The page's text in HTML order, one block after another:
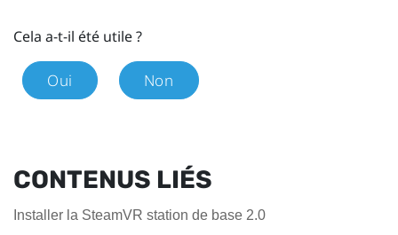
Cela a-t-il été utile ?
Oui Non
CONTENUS LIÉS
Installer la SteamVR station de base 2.0